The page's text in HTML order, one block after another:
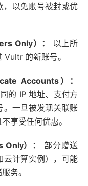
，以免账号被封或优
Only）：
以上所
的新账号。
Accounts）：
的 IP 地址、支付方
。一旦被发现关联账
享受任何优惠。
）：
部分赠送
云计算实例），可能
务。